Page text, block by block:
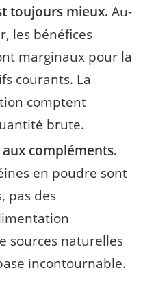
toujours mieux. Au-
les bénéfices
marginaux pour la
courants. La
comptent
brute.
compléments.
en poudre sont
pas des
sources naturelles
incontournable.